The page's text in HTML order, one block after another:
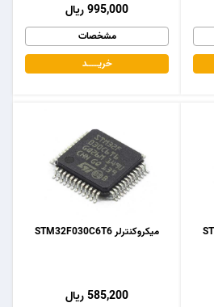
995,000 ریال
مشخصات
خریـــــــد
میکروکنترلر STM32F030C6T6
585,200 ریال